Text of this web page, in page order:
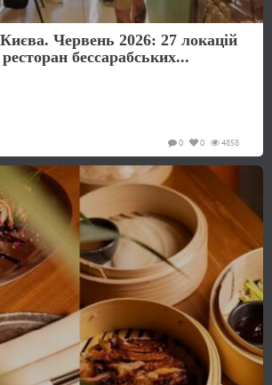
Червень 2026: 27 локацій
бессарабських...
4858
0
0